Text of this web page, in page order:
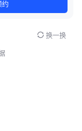
约
换一换